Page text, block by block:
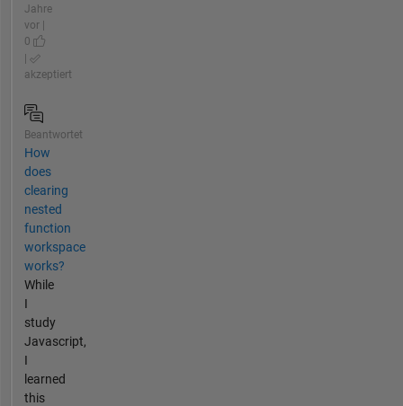
Jahre
vor |
0
|
akzeptiert
Beantwortet
How
does
clearing
nested
function
workspace
works?
While
I
study
Javascript,
I
learned
this